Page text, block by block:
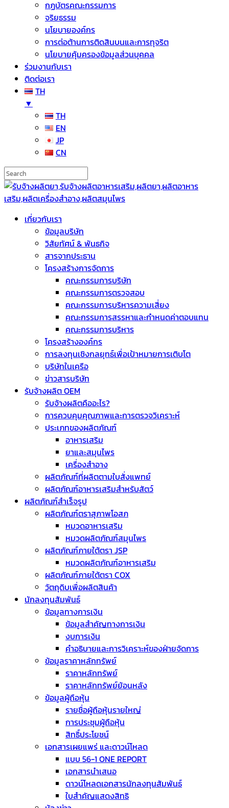
กฏบัตรคณะกรรมการ
จริยธรรม
นโยบายองค์กร
การต่อต้านการติดสินบนและการทุจริต
นโยบายคุ้มครองข้อมูลส่วนบุคคล
ร่วมงานกับเรา
ติดต่อเรา
TH
▼
TH
EN
JP
CN
เกี่ยวกับเรา
ข้อมูลบริษัท
วิสัยทัศน์ & พันธกิจ
สารจากประธาน
โครงสร้างการจัดการ
คณะกรรมการบริษัท
คณะกรรมการตรวจสอบ
คณะกรรมการบริหารความเสี่ยง
คณะกรรมการสรรหาและกำหนดค่าตอบแทน
คณะกรรมการบริหาร
โครงสร้างองค์กร
การลงทุนเชิงกลยุทธ์เพื่อเป้าหมายการเติบโต
บริษัทในเครือ
ข่าวสารบริษัท
รับจ้างผลิต OEM
รับจ้างผลิตคืออะไร?
การควบคุมคุณภาพและการตรวจวิเคราะห์
ประเภทของผลิตภัณฑ์
อาหารเสริม
ยาและสมุนไพร
เครื่องสำอาง
ผลิตภัณฑ์ที่ผลิตตามใบสั่งแพทย์
ผลิตภัณฑ์อาหารเสริมสำหรับสัตว์
ผลิตภัณฑ์สำเร็จรูป
ผลิตภัณฑ์ตราสุภาพโอสภ
หมวดอาหารเสริม
หมวดผลิตภัณฑ์สมุนไพร
ผลิตภัณฑ์ภายใต้ตรา JSP
หมวดผลิตภัณฑ์อาหารเสริม
ผลิตภัณฑ์ภายใต้ตรา COX
วัตถุดิบเพื่อผลิตสินค้า
นักลงทุนสัมพันธ์
ข้อมูลทางการเงิน
ข้อมูลสำคัญทางการเงิน
งบการเงิน
คำอธิบายและการวิเคราะห์ของฝ่ายจัดการ
ข้อมูลราคาหลักทรัพย์
ราคาหลักทรัพย์
ราคาหลักทรัพย์ย้อนหลัง
ข้อมูลผู้ถือหุ้น
รายชื่อผู้ถือหุ้นรายใหญ่
การประชุมผู้ถือหุ้น
สิทธิ์ประโยชน์
เอกสารเผยแพร่ และดาวน์โหลด
แบบ 56-1 ONE REPORT
เอกสารนำเสนอ
ดาวน์โหลดเอกสารนักลงทุนสัมพันธ์
ใบสำคัญแสดงสิทธิ